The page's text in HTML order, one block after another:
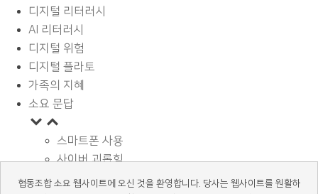
디지털 리터러시
AI 리터러시
디지털 위험
디지털 플라토
가족의 지혜
소요 문답
스마트폰 사용
사이버 괴롭힘
페이스북과 SNS
협동조합 소요 웹사이트에 오신 것을 환영합니다. 당사는 웹사이트를 원활하